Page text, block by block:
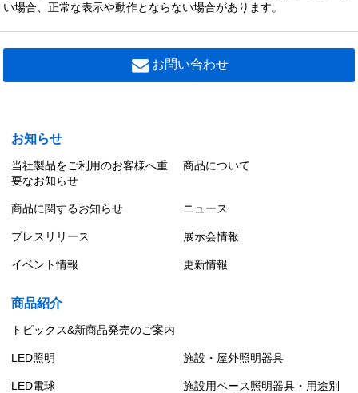
76,100 円（税別）
い場合、正常な表示や動作とならない場合があります。
お問い合わせ
お知らせ
当社製品をご利用のお客様へ重
要なお知らせ
商品について
商品に関するお知らせ ニュース
プレスリリース 展示会情報
イベント情報 更新情報
商品紹介
トピックス&新商品発売のご案内
LED照明 施設・屋外照明器具
LED電球
施設用ベース照明器具・用途別